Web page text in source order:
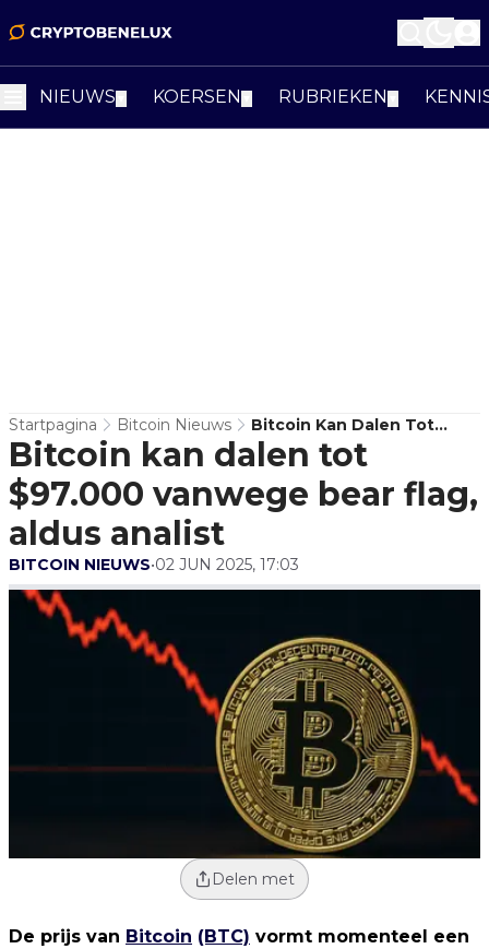
NIEUWS KOERSEN RUBRIEKEN
Startpagina Bitcoin Nieuws
Bitcoin Kan Dalen Tot
$97.000 Vanwege Bear
Flag, Aldus Analist
Bitcoin kan dalen tot
$97.000 vanwege bear flag,
aldus analist
BITCOIN NIEUWS•02 JUN 2025, 17:03
Delen met
De prijs van Bitcoin (BTC) vormt momenteel een